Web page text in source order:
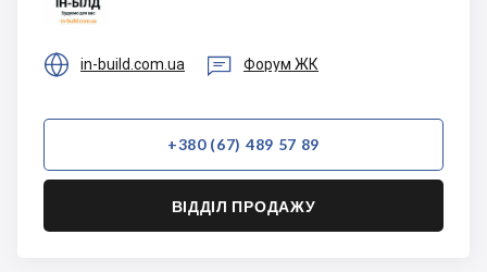
 in-build.com.ua  Форум ЖК
+380 (67) 489 57 89
ВІДДІЛ ПРОДАЖУ